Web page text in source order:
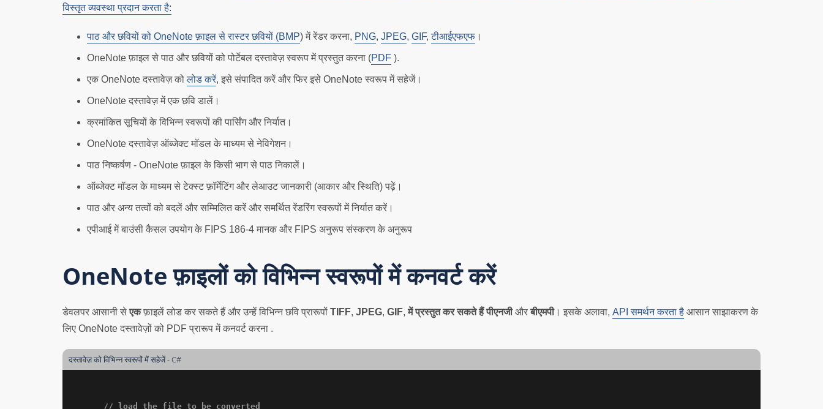
विस्तृत व्यवस्था प्रदान करता है:
पाठ और छवियों को OneNote फ़ाइल से रास्टर छवियों (BMP) में रेंडर करना, PNG, JPEG, GIF,टीआईएफएफ ।
OneNote फ़ाइल से पाठ और छवियों को पोर्टेबल दस्तावेज़ स्वरूप में प्रस्तुत करना (PDF ).
एक OneNote दस्तावेज़ कोलोड करें, इसे संपादित करें और फिर इसे OneNote स्वरूप में सहेजें।
OneNote दस्तावेज़ में एक छवि डालें।
क्रमांकित सूचियों के विभिन्न स्वरूपों की पार्सिंग और निर्यात।
OneNote दस्तावेज़ ऑब्जेक्ट मॉडल के माध्यम से नेविगेशन।
पाठ निष्कर्षण - OneNote फ़ाइल के किसी भाग से पाठ निकालें।
ऑब्जेक्ट मॉडल के माध्यम से टेक्स्ट फ़ॉर्मेटिंग और लेआउट जानकारी (आकार और स्थिति) पढ़ें।
पाठ और अन्य तत्वों को बदलें और सम्मिलित करें और समर्थित रेंडरिंग स्वरूपों में निर्यात करें।
एपीआई में बाउंसी कैसल उपयोग के FIPS 186-4 मानक और FIPS अनुरूप संस्करण के अनुरूप
OneNote फ़ाइलों को विभिन्न स्वरूपों में कनवर्ट करें
डेवलपर आसानी सेएकफ़ाइलें लोड कर सकते हैं और उन्हें विभिन्न छवि प्रारूपों TIFF, JPEG, GIF,में प्रस्तुत कर सकते हैं पीएनजीऔरबीएमपी। इसके अलावा, API समर्थन करता है आसान साझाकरण के
लिए OneNote दस्तावेज़ों को PDF प्रारूप में कनवर्ट करना .
दस्तावेज़ को विभिन्न स्वरूपों में सहेजें - C#
// load the file to be converted